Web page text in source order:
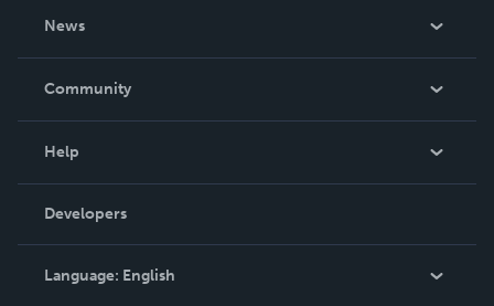
News
In The News
Community
Podcast
Help
Order Lookup
Knowledge Base
Contact Support
Developers
Language: English